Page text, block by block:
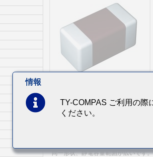
特徴
同一形状、静電容量範囲が広いです。
情報
TY-COMPAS ご利用の際
ください。